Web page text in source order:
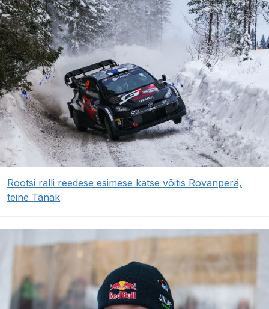
Rootsi ralli reedese esimese katse võitis Rovanperä,
teine Tänak